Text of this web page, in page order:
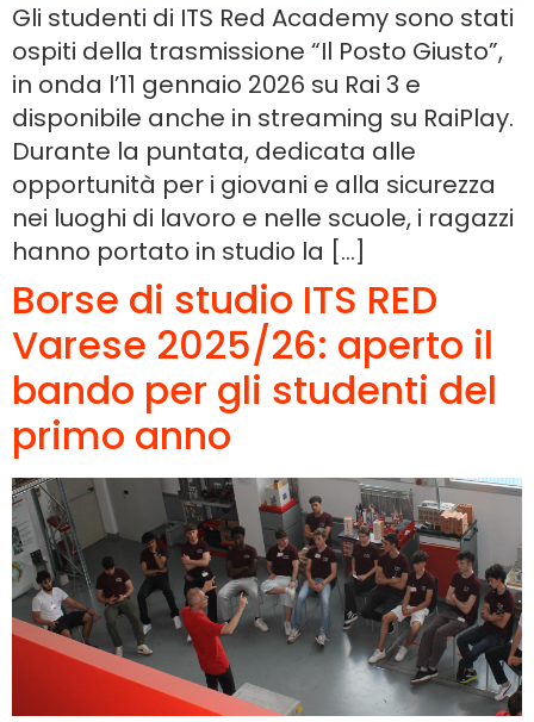
Gli studenti di ITS Red Academy sono stati
ospiti della trasmissione “Il Posto Giusto”,
in onda l’11 gennaio 2026 su Rai 3 e
disponibile anche in streaming su RaiPlay.
Durante la puntata, dedicata alle
opportunità per i giovani e alla sicurezza
nei luoghi di lavoro e nelle scuole, i ragazzi
hanno portato in studio la […]
Borse di studio ITS RED
Varese 2025/26: aperto il
bando per gli studenti del
primo anno